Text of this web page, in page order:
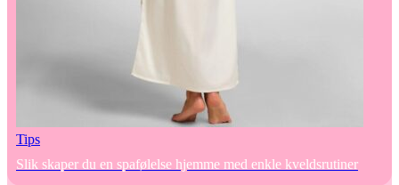
Tips
Slik skaper du en spafølelse hjemme med enkle kveldsrutiner